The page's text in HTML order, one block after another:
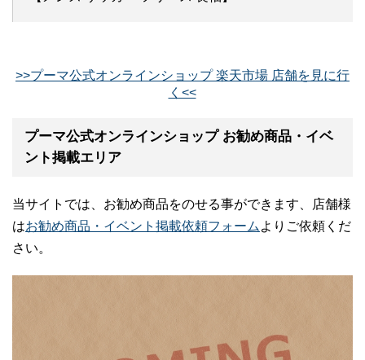
>>プーマ公式オンラインショップ 楽天市場 店舗を見に行
く<<
プーマ公式オンラインショップ お勧め商品・イベ
ント掲載エリア
当サイトでは、お勧め商品をのせる事ができます、店舗様
はお勧め商品・イベント掲載依頼フォーム よりご依頼くだ
さい。